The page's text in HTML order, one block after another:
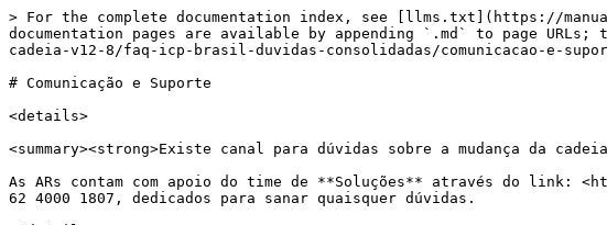
> For the complete documentation index, see [llms.txt](https://
documentation pages are available by appending `.md` to page
cadeia-v12-8/faq-icp-brasil-duvidas-consolidadas/comunicacao-e-
# Comunicação e Suporte
<details>
<summary><strong>Existe canal para dúvidas sobre a mudança da
As ARs contam com apoio do time de **Soluções** através do link:
62 4000 1807, dedicados para sanar quaisquer dúvidas.